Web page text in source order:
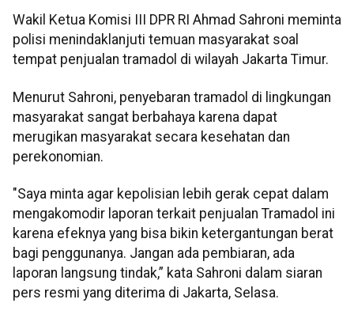
Wakil Ketua Komisi III DPR RI Ahmad Sahroni meminta
polisi menindaklanjuti temuan masyarakat soal
tempat penjualan tramadol di wilayah Jakarta Timur.
Menurut Sahroni, penyebaran tramadol di lingkungan
masyarakat sangat berbahaya karena dapat
merugikan masyarakat secara kesehatan dan
perekonomian.
"Saya minta agar kepolisian lebih gerak cepat dalam
mengakomodir laporan terkait penjualan Tramadol ini
karena efeknya yang bisa bikin ketergantungan berat
bagi penggunanya. Jangan ada pembiaran, ada
laporan langsung tindak,” kata Sahroni dalam siaran
pers resmi yang diterima di Jakarta, Selasa.